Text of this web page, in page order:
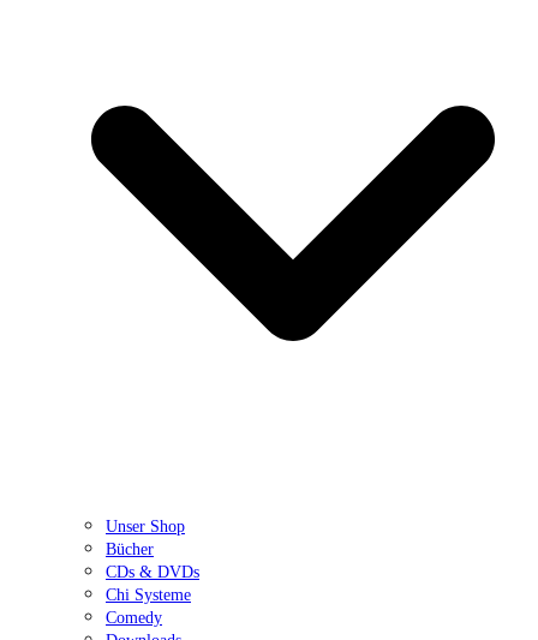
Unser Shop
Bücher
CDs & DVDs
Chi Systeme
Comedy